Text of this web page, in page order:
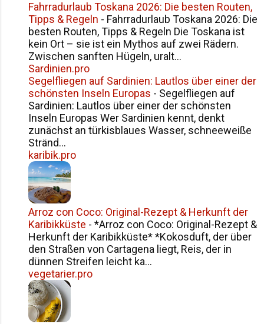
Fahrradurlaub Toskana 2026: Die besten Routen,
Tipps & Regeln - Fahrradurlaub Toskana 2026: Die
besten Routen, Tipps & Regeln Die Toskana ist
kein Ort – sie ist ein Mythos auf zwei Rädern.
Zwischen sanften Hügeln, uralt...
Sardinien.pro
Segelfliegen auf Sardinien: Lautlos über einer der
schönsten Inseln Europas - Segelfliegen auf
Sardinien: Lautlos über einer der schönsten
Inseln Europas Wer Sardinien kennt, denkt
zunächst an türkisblaues Wasser, schneeweiße
Stränd...
karibik.pro
Arroz con Coco: Original-Rezept & Herkunft der
Karibikküste - *Arroz con Coco: Original-Rezept &
Herkunft der Karibikküste* *Kokosduft, der über
den Straßen von Cartagena liegt, Reis, der in
dünnen Streifen leicht ka...
vegetarier.pro